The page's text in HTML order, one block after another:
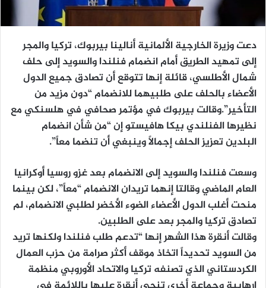
دعت وزيرة الخارجية الألمانية أنالينا بيربوك، تركيا والمجر
إلى تمهيد الطريق أمام انضمام فنلندا والسويد إلى حلف
شمال الأطلسي، قائلة إنها تتوقع أن تصادق جميع الدول
الأعضاء بالحلف على طلبيهما للانضمام “دون مزيد من
التأخير”.وقالت بيربوك في مؤتمر صحافي في هلسنكي مع
نظيرها الفنلندي بيكا هافيستو إن “من شأن انضمام
البلدين تعزيز الحلف إجمالاً وينبغي أن تنضما معاً”.
وسعت فنلندا والسويد إلى الانضمام بعد غزو روسيا أوكرانيا
العام الماضي وقالتا إنهما تريدان الانضمام “معاً”، لكن بينما
منحت أغلب الدول الأعضاء الضوء الأخضر لطلبي الانضمام، لم
تصادق تركيا والمجر بعد على الطلبين.
وقالت أنقرة هذا الشهر إنها “تدعم طلب فنلندا ولكنها تريد
من السويد تحديداً اتخاذ موقف أكثر صرامة من حزب العمال
الكردستاني الذي تصنفه تركيا والاتحاد الأوروبي منظمة